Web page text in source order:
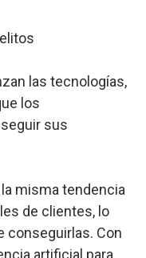
las tecnologías,
los
sus
misma tendencia
de clientes, lo
conseguirlas. Con
artificial para